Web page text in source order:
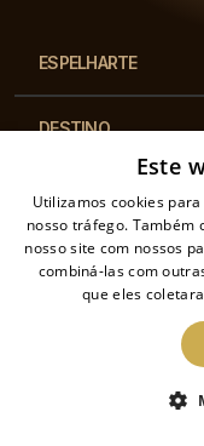
ESPELHARTE
DESTINO
CATEGORIAS
REGULAMENTOS
2026
Este
Utilizamos cookies
nosso tráfego. Também
nosso site com nossos
combiná-las com
que eles